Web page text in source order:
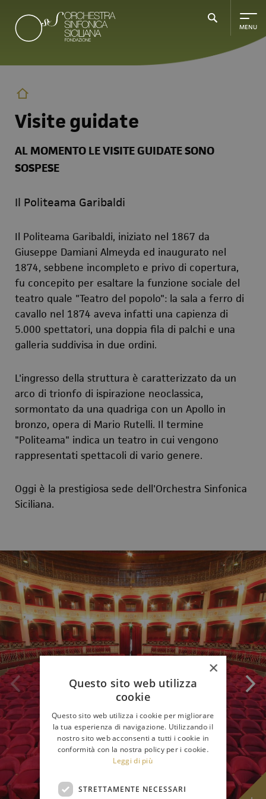
contenuto
principale
Visite guidate
AL MOMENTO LE VISITE GUIDATE SONO
SOSPESE
Il Politeama Garibaldi
Il Politeama Garibaldi, iniziato nel 1867 da
Giuseppe Damiani Almeyda ed inaugurato nel
1874, sebbene incompleto e privo di copertura,
fu concepito per esaltare la funzione sociale del
teatro quale "Teatro del popolo": la sala a ferro di
cavallo nel 1874 aveva infatti una capienza di
5.000 spettatori, una doppia fila di palchi e una
galleria suddivisa in due ordini.
L'ingresso della struttura è caratterizzato da un
arco di trionfo di ispirazione neoclassica,
sormontato da una quadriga con un Apollo in
bronzo, opera di Mario Rutelli. Il termine
"Politeama" indica un teatro in cui vengono
rappresentati spettacoli di vario genere.
Oggi è la prestigiosa sede dell'Orchestra Sinfonica
Siciliana.
×
Questo sito web utilizza
cookie
Questo sito web utilizza i cookie per migliorare
la tua esperienza di navigazione. Utilizzando il
nostro sito web acconsenti a tutti i cookie in
conformità con la nostra policy per i cookie.
Leggi di più
STRETTAMENTE NECESSARI